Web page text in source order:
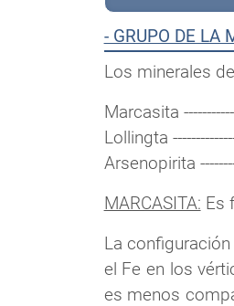
- GRUPO DE LA
Los minerales
Marcasita
Lollingta
Arsenopirita
MARCASITA: Es
La
el Fe en los
es menos